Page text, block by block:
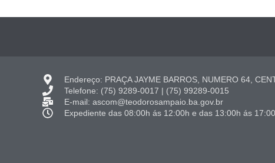
Endereço: PRAÇA JAYME BARROS, NUMERO 64,
Telefone: (75) 9289-0017 | (75) 99289-0015
E-mail: ascom@teodorosampaio.ba.gov.br
Expediente das 08:00h ás 12:00h e das 13:00h ás